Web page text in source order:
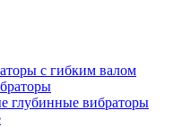
с гибким валом
глубинные вибраторы